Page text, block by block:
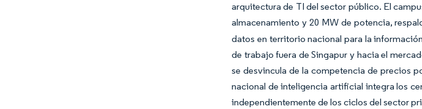
arquitectura de TI del sector público. El
almacenamiento y 20 MW de potencia,
datos en territorio nacional para la
de trabajo fuera de Singapur y hacia el
se desvincula de la competencia de precios
nacional de inteligencia artificial integra los
independientemente de los ciclos del sector